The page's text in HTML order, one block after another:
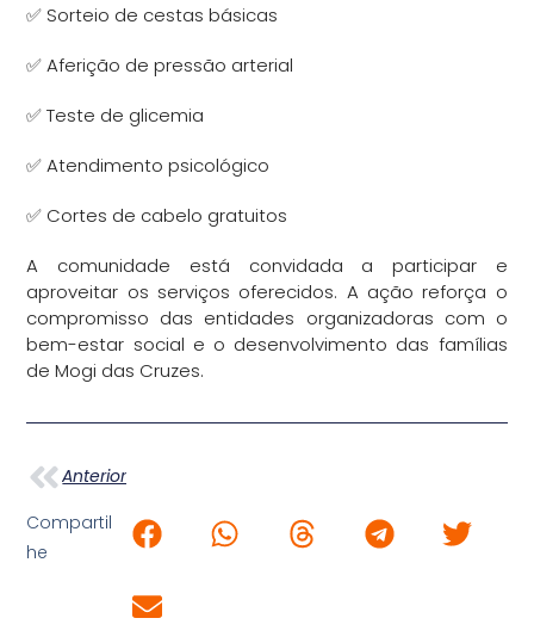
✅ Sorteio de cestas básicas
✅ Aferição de pressão arterial
✅ Teste de glicemia
✅ Atendimento psicológico
✅ Cortes de cabelo gratuitos
A comunidade está convidada a participar e
aproveitar os serviços oferecidos. A ação reforça o
compromisso das entidades organizadoras com o
bem-estar social e o desenvolvimento das famílias
de Mogi das Cruzes.
Anterior
Compartil
he